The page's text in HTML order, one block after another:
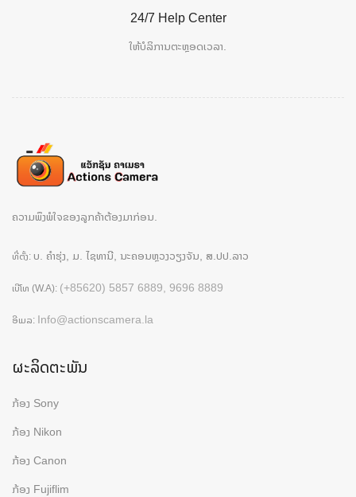
24/7 Help Center
ໃຫ້ບໍລິການຕະຫຼອດເວລາ.
ຄວາມພຶງພໍໃຈຂອງລູກຄ້າຕ້ອງມາກ່ອນ.
ທີ່ຕັ້ງ: ບ. ຄຳຮຸ່ງ, ມ. ໄຊທານີ, ນະຄອນຫຼວງວຽງຈັນ, ສ.ປປ.ລາວ
ເບີໂທ (W.A): (+85620) 5857 6889, 9696 8889
ອີເມລ: Info@actionscamera.la
ຜະລິດຕະພັນ
ກ້ອງ Sony
ກ້ອງ Nikon
ກ້ອງ Canon
ກ້ອງ Fujiflim